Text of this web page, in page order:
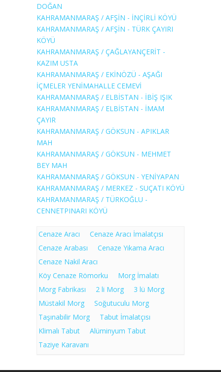
DOĞAN
KAHRAMANMARAŞ / AFŞİN - İNÇİRLİ KÖYÜ
KAHRAMANMARAŞ / AFŞİN - TÜRK ÇAYIRI
KÖYÜ
KAHRAMANMARAŞ / ÇAĞLAYANÇERİT -
KAZIM USTA
KAHRAMANMARAŞ / EKİNÖZÜ - AŞAĞI
İÇMELER YENİMAHALLE CEMEVİ
KAHRAMANMARAŞ / ELBİSTAN - İBİŞ IŞIK
KAHRAMANMARAŞ / ELBİSTAN - İMAM
ÇAYIR
KAHRAMANMARAŞ / GÖKSUN - APIKLAR
MAH
KAHRAMANMARAŞ / GÖKSUN - MEHMET
BEY MAH
KAHRAMANMARAŞ / GÖKSUN - YENİYAPAN
KAHRAMANMARAŞ / MERKEZ - SUÇATI KÖYÜ
KAHRAMANMARAŞ / TÜRKOĞLU -
CENNETPINARI KÖYÜ
Cenaze Aracı
Cenaze Aracı İmalatçısı
Cenaze Arabası
Cenaze Yıkama Aracı
Cenaze Nakil Aracı
Köy Cenaze Römorku
Morg İmalatı
Morg Fabrikası
2 li Morg
3 lü Morg
Müstakil Morg
Soğutuculu Morg
Taşınabilir Morg
Tabut İmalatçısı
Klimalı Tabut
Alüminyum Tabut
Taziye Karavanı